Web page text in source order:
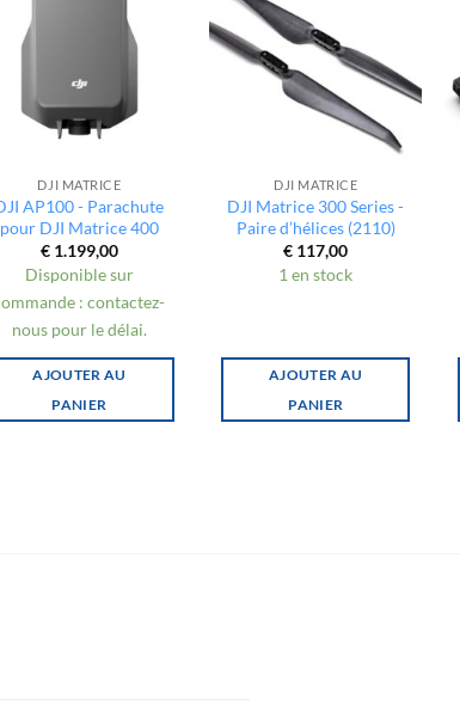
DJI MATRICE
AP100 - Parachute
pour DJI Matrice 400
€1.199,00
Disponible sur
: contactez-
nous pour le délai.
AJOUTER AU
PANIER
DJI MATRICE
DJI Matrice 300 Series -
Paire d’hélices (2110)
€ 117,00
1 en stock
AJOUTER AU
PANIER